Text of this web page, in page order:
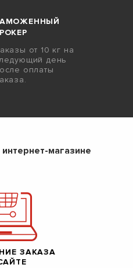
от 10 кг на
день
оплаты
магазине
ЗАКАЗА